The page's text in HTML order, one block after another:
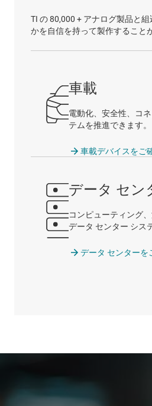
TI の 80,000 + アナログ製品と
かを自信を持って製作すること
車載
電動化、安全性、コ
テムを推進できます。
車載デバイスをご
データ セン
コンピューティング
データ センター シス
データ センターを